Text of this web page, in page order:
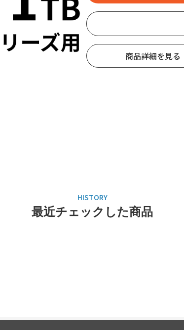
商品詳細を見る
最近チェックした商品